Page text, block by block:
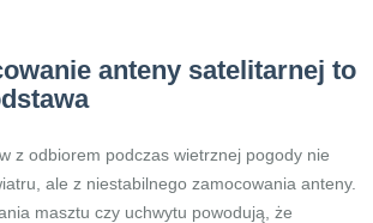
anteny satelitarnej to
z odbiorem podczas wietrznej pogody nie
ale z niestabilnego zamocowania anteny.
masztu czy uchwytu powodują, że